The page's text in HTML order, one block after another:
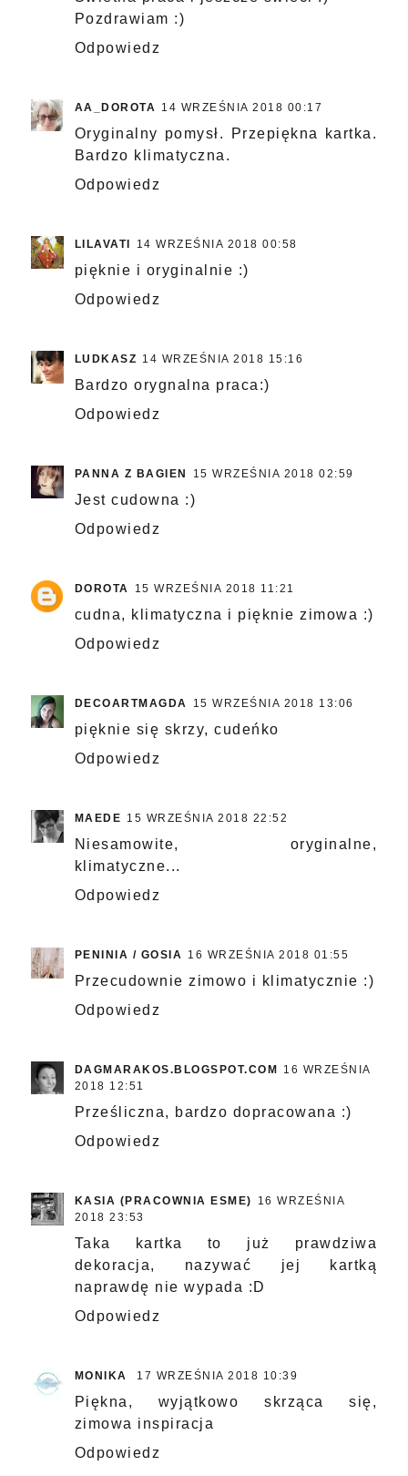
Pozdrawiam :)
Odpowiedz
AA_DOROTA 14 WRZEŚNIA 2018 00:17
Oryginalny pomysł. Przepiękna kartka.
Bardzo klimatyczna.
Odpowiedz
LILAVATI 14 WRZEŚNIA 2018 00:58
pięknie i oryginalnie :)
Odpowiedz
LUDKASZ 14 WRZEŚNIA 2018 15:16
Bardzo orygnalna praca:)
Odpowiedz
PANNA Z BAGIEN 15 WRZEŚNIA 2018 02:59
Jest cudowna :)
Odpowiedz
DOROTA 15 WRZEŚNIA 2018 11:21
cudna, klimatyczna i pięknie zimowa :)
Odpowiedz
DECOARTMAGDA 15 WRZEŚNIA 2018 13:06
pięknie się skrzy, cudeńko
Odpowiedz
MAEDE 15 WRZEŚNIA 2018 22:52
Niesamowite, oryginalne,
klimatyczne...
Odpowiedz
PENINIA / GOSIA 16 WRZEŚNIA 2018 01:55
Przecudownie zimowo i klimatycznie :)
Odpowiedz
DAGMARAKOS.BLOGSPOT.COM 16 WRZEŚNIA
2018 12:51
Prześliczna, bardzo dopracowana :)
Odpowiedz
KASIA (PRACOWNIA ESME)
16 WRZEŚNIA
2018 23:53
Taka kartka to już prawdziwa
dekoracja, nazywać jej kartką
naprawdę nie wypada :D
Odpowiedz
MONIKA 17 WRZEŚNIA 2018 10:39
Piękna, wyjątkowo skrząca się,
zimowa inspiracja
Odpowiedz